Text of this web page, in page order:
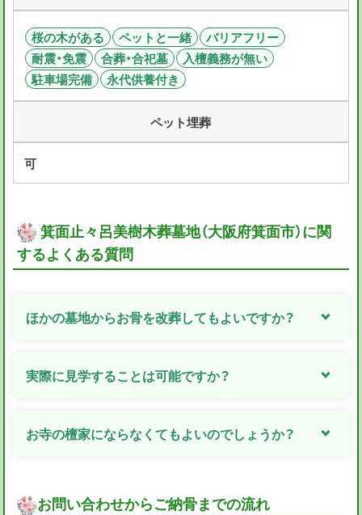
桜の木がある ペットと一緒
バリアフリー
耐震・免震
合葬・合祀墓
入檀義務が無い
駐車場完備
永代供養付き
ペット埋葬
可
箕面止々呂美樹木葬墓地（大阪府箕面市）に関
するよくある質問
ほかの墓地からお骨を改葬してもよいですか？
実際に見学することは可能ですか？
お寺の檀家にならなくてもよいのでしょうか？
お問い合わせからご納骨までの流れ